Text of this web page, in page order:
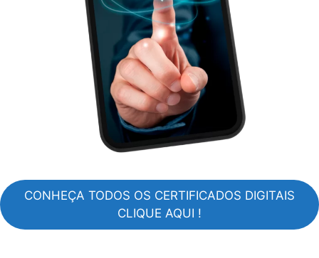
CONHEÇA TODOS OS CERTIFICADOS DIGITAIS
CLIQUE AQUI !